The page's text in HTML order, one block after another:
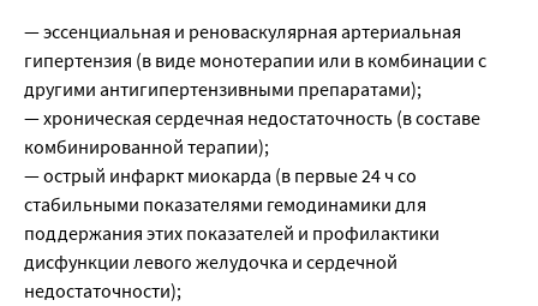
— эссенциальная и реноваскулярная артериальная
гипертензия (в виде монотерапии или в комбинации с
другими антигипертензивными препаратами);
— хроническая сердечная недостаточность (в составе
комбинированной терапии);
— острый инфаркт миокарда (в первые 24 ч со
стабильными показателями гемодинамики для
поддержания этих показателей и профилактики
дисфункции левого желудочка и сердечной
недостаточности);